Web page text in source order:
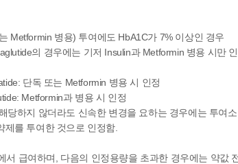
병용) 투여에도 HbA1C가 7% 이상인 경우
의 경우에는 기저 Insulin과 Metformin 병용 시만
단독 또는 Metformin 병용 시 인정
Metformin과 병용 시 인정
당하지 않더라도 신속한 변경을 요하는 경우에는 투여
를 투여한 것으로 인정함.
급여하며, 다음의 인정용량을 초과한 경우에는 약값